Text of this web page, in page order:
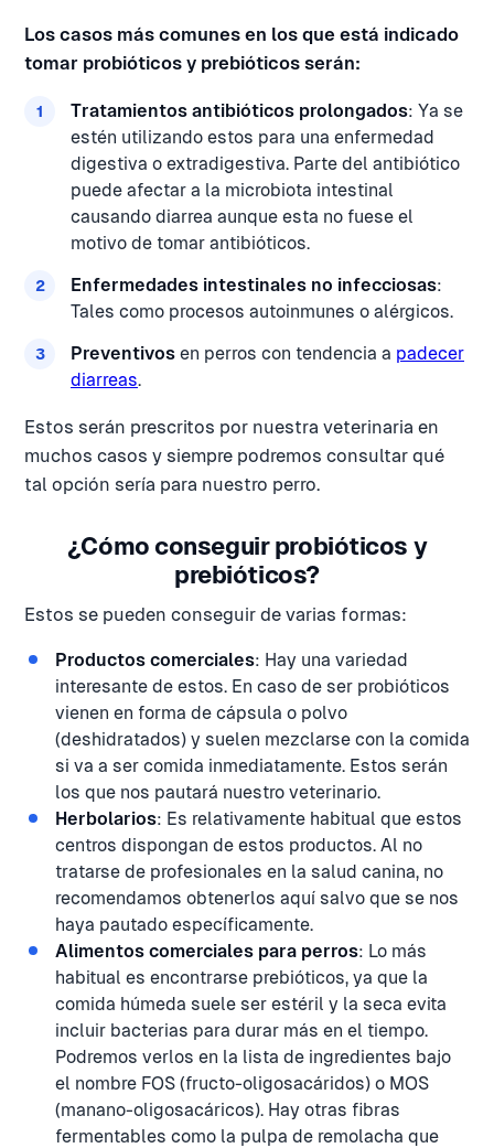
Los casos más comunes en los que está indicado
tomar probióticos y prebióticos serán:
Tratamientos antibióticos prolongados: Ya se
estén utilizando estos para una enfermedad
digestiva o extradigestiva. Parte del antibiótico
puede afectar a la microbiota intestinal
causando diarrea aunque esta no fuese el
motivo de tomar antibióticos.
Enfermedades intestinales no infecciosas:
Tales como procesos autoinmunes o alérgicos.
Preventivos en perros con tendencia a padecer
diarreas.
Estos serán prescritos por nuestra veterinaria en
muchos casos y siempre podremos consultar qué
tal opción sería para nuestro perro.
¿Cómo conseguir probióticos y
prebióticos?
Estos se pueden conseguir de varias formas:
Productos comerciales: Hay una variedad
interesante de estos. En caso de ser probióticos
vienen en forma de cápsula o polvo
(deshidratados) y suelen mezclarse con la comida
si va a ser comida inmediatamente. Estos serán
los que nos pautará nuestro veterinario.
Herbolarios: Es relativamente habitual que estos
centros dispongan de estos productos. Al no
tratarse de profesionales en la salud canina, no
recomendamos obtenerlos aquí salvo que se nos
haya pautado específicamente.
Alimentos comerciales para perros: Lo más
habitual es encontrarse prebióticos, ya que la
comida húmeda suele ser estéril y la seca evita
incluir bacterias para durar más en el tiempo.
Podremos verlos en la lista de ingredientes bajo
el nombre FOS (fructo-oligosacáridos) o MOS
(manano-oligosacáricos). Hay otras fibras
fermentables como la pulpa de remolacha que